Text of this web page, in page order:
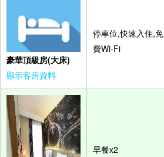
豪華頂級房(大床)
顯示客房資料
停車位,快速入住,免
費Wi-Fi
早餐x2